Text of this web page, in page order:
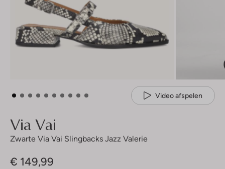
Video afspelen
Via Vai
Zwarte Via Vai Slingbacks Jazz Valerie
€ 149,99